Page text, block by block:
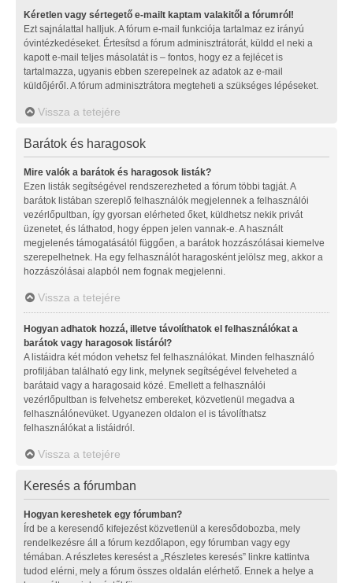
Kéretlen vagy sértegető e-mailt kaptam valakitől a fórumról!
Ezt sajnálattal halljuk. A fórum e-mail funkciója tartalmaz ez irányú
óvintézkedéseket. Értesítsd a fórum adminisztrátorát, küldd el neki a
kapott e-mail teljes másolatát is – fontos, hogy ez a fejlécet is
tartalmazza, ugyanis ebben szerepelnek az adatok az e-mail
küldőjéről. A fórum adminisztrátora megteheti a szükséges lépéseket.
Vissza a tetejére
Barátok és haragosok
Mire valók a barátok és haragosok listák?
Ezen listák segítségével rendszerezheted a fórum többi tagját. A
barátok listában szereplő felhasználók megjelennek a felhasználói
vezérlőpultban, így gyorsan elérheted őket, küldhetsz nekik privát
üzenetet, és láthatod, hogy éppen jelen vannak-e. A használt
megjelenés támogatásától függően, a barátok hozzászólásai kiemelve
szerepelhetnek. Ha egy felhasználót haragosként jelölsz meg, akkor a
hozzászólásai alapból nem fognak megjelenni.
Vissza a tetejére
Hogyan adhatok hozzá, illetve távolíthatok el felhasználókat a
barátok vagy haragosok listáról?
A listáidra két módon vehetsz fel felhasználókat. Minden felhasználó
profiljában található egy link, melynek segítségével felveheted a
barátaid vagy a haragosaid közé. Emellett a felhasználói
vezérlőpultban is felvehetsz embereket, közvetlenül megadva a
felhasználónevüket. Ugyanezen oldalon el is távolíthatsz
felhasználókat a listáidról.
Vissza a tetejére
Keresés a fórumban
Hogyan kereshetek egy fórumban?
Írd be a keresendő kifejezést közvetlenül a keresődobozba, mely
rendelkezésre áll a fórum kezdőlapon, egy fórumban vagy egy
témában. A részletes keresést a „Részletes keresés” linkre kattintva
tudod elérni, mely a fórum összes oldalán elérhető. Ennek a helye a